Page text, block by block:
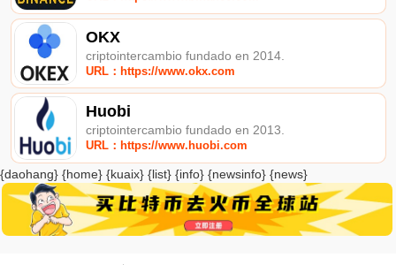
OKX
criptointercambio fundado en 2014.
URL：https://www.okx.com
Huobi
criptointercambio fundado en 2013.
URL：https://www.huobi.com
{daohang} {home} {kuaix} {list} {info} {newsinfo} {news}